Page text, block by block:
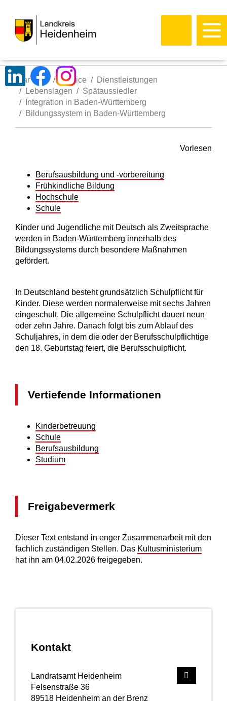
Startseite Service
Dienstleistungen
Lebenslagen
Spätaussiedler
Integration in Baden-Württemberg
Bildungssystem in Baden-Württemberg
Vorlesen
Kontakt
Landratsamt Heidenheim
Felsenstraße 36
89518 Heidenheim an der Brenz
Berufsausbildung und -vorbereitung
Frühkindliche Bildung
Hochschule
Schule
Kinder und Jugendliche mit Deutsch als Zweitsprache
werden in Baden-Württemberg innerhalb des
Bildungssystems durch besondere Maßnahmen
gefördert.
In Deutschland besteht grundsätzlich Schulpflicht für
Kinder. Diese werden normalerweise mit sechs Jahren
eingeschult. Die allgemeine Schulpflicht dauert neun
oder zehn Jahre. Danach folgt bis zum Ablauf des
Schuljahres, in dem die oder der Berufsschulpflichtige
den 18. Geburtstag feiert, die Berufsschulpflicht.
Vertiefende Informationen
Kinderbetreuung
Schule
Berufsausbildung
Studium
Freigabevermerk
Dieser Text entstand in enger Zusammenarbeit mit den
fachlich zuständigen Stellen. Das Kultusministerium
hat ihn am 04.02.2026 freigegeben.